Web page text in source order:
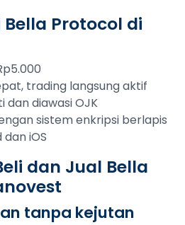
Protocol di
trading langsung aktif
diawasi OJK
sistem enkripsi berlapis
iOS
dan Jual Bella
tanpa kejutan